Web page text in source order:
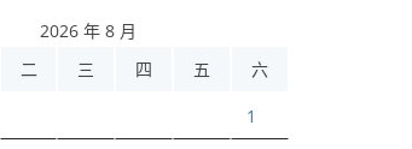
2026 年 8 月
二 三 四 五 六
1